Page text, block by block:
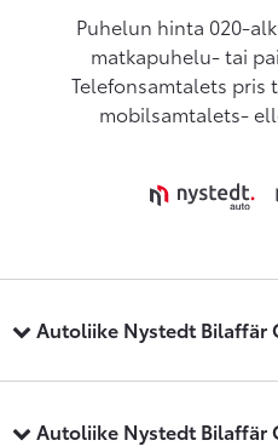
Puhelun hinta 020-
matkapuhelu- tai
Telefonsamtalets pris
mobilsamtalets-
Autoliike Nystedt Bilaffär
Autoliike Nystedt Bilaffär